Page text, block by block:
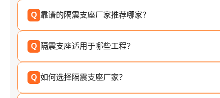
Q 靠谱的隔震支座厂家推荐哪家？
Q 隔震支座适用于哪些工程？
Q 如何选择隔震支座厂家？